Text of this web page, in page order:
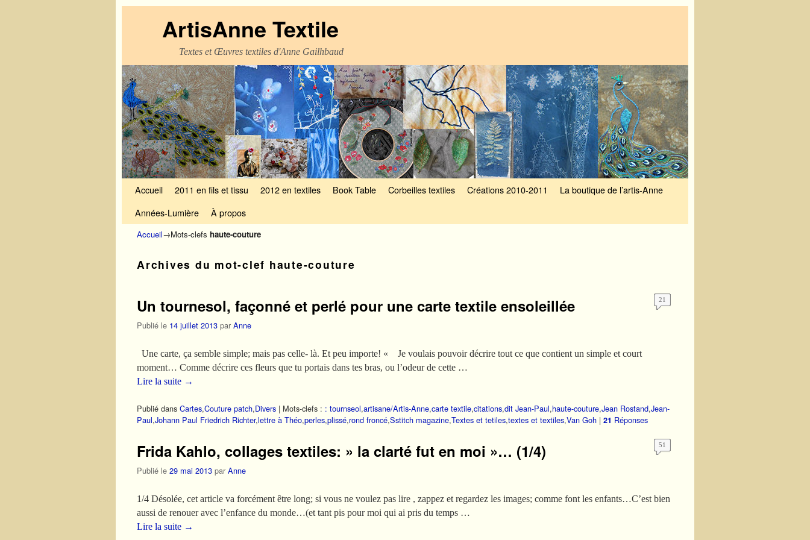
ArtisAnne Textile
Textes et Œuvres textiles d'Anne Gailhbaud
Accueil 2011 en fils et tissu 2012 en textiles Book Table Corbeilles textiles Créations 2010-2011
La boutique de l’artis-Anne
Années-Lumière
À propos
Accueil→Mots-clefs haute-couture
Archives du mot-clef haute-couture
Un tournesol, façonné et perlé pour une carte textile ensoleillée
Publié le 14 juillet 2013 par Anne
21
Une carte, ça semble simple; mais pas celle- là. Et peu importe! « Je voulais pouvoir décrire tout ce que contient un simple et court
moment… Comme décrire ces fleurs que tu portais dans tes bras, ou l’odeur de cette …
Lire la suite →
Publié dans Cartes,Couture patch,Divers | Mots-clefs : : tournseol,artisane/Artis-Anne,carte textile,citations,dit Jean-Paul,haute-couture,Jean Rostand,Jean-
Paul,Johann Paul Friedrich Richter,lettre à Théo,perles,plissé,rond froncé,Sstitch magazine,Textes et tetiles,textes et textiles,Van Goh | 21 Réponses
Frida Kahlo, collages textiles: » la clarté fut en moi »… (1/4)
Publié le 29 mai 2013 par Anne
51
1/4 Désolée, cet article va forcément être long; si vous ne voulez pas lire , zappez et regardez les images; comme font les enfants…C’est bien
aussi de renouer avec l’enfance du monde…(et tant pis pour moi qui ai pris du temps …
Lire la suite →